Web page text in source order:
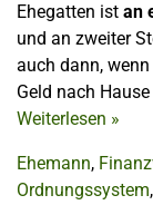
Ehegatten ist an
und an zweiter
auch dann,
Geld nach
Weiterlesen »
Ehemann,
Ordnungssystem,